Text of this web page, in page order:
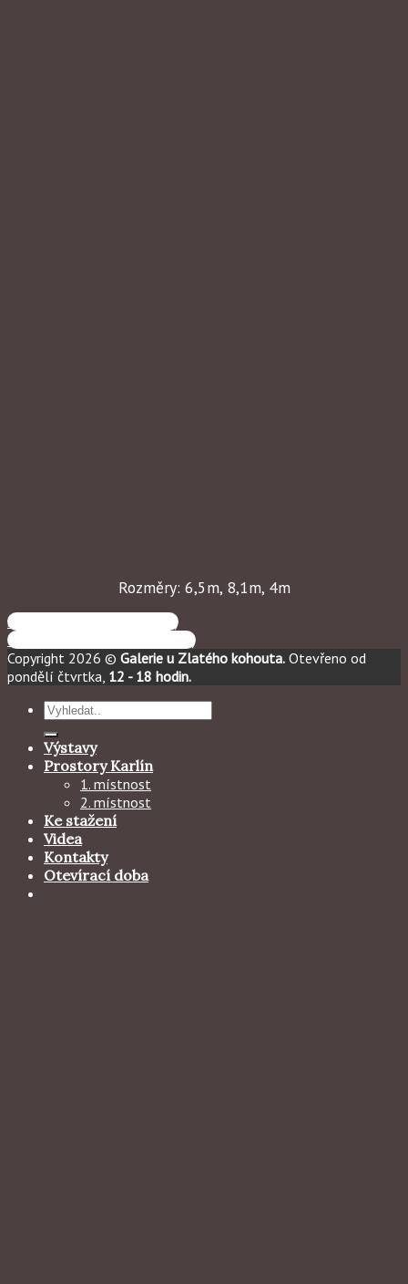
Rozměry: 6,5m, 8,1m, 4m
Světlá místnost (1. prostor)
Kamenná místnost (3. prostor)
Copyright 2026 © Galerie u Zlatého kohouta. Otevřeno od
pondělí čtvrtka, 12 - 18 hodin.
Hledat:
Výstavy
Prostory Karlín
1. místnost
2. místnost
Ke stažení
Videa
Kontakty
Otevírací doba